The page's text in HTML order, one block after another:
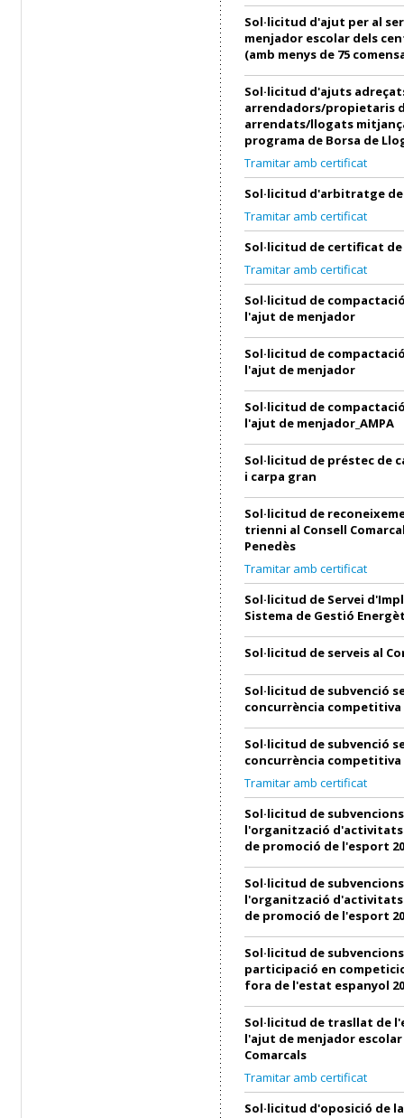
Sol·licitud d'ajut per al
menjador escolar dels
(amb menys de 75
Sol·licitud d'ajuts
arrendadors/propietaris
arrendats/llogats
programa de Borsa de
Tramitar amb certificat
Sol·licitud d'arbitratge
Tramitar amb certificat
Sol·licitud de certificat
Tramitar amb certificat
Sol·licitud de
l'ajut de menjador
Sol·licitud de
l'ajut de menjador
Sol·licitud de
l'ajut de menjador_AMPA
Sol·licitud de préstec de
i carpa gran
Sol·licitud de
trienni al Consell
Penedès
Tramitar amb certificat
Sol·licitud de Servei
Sistema de Gestió
Sol·licitud de serveis al
Sol·licitud de subvenció
concurrència competitiva
Sol·licitud de subvenció
concurrència competitiva
Tramitar amb certificat
Sol·licitud de
l'organització
de promoció de l'esport
Sol·licitud de
l'organització
de promoció de l'esport
Sol·licitud de
participació en
fora de l'estat espanyol
Sol·licitud de trasllat de
l'ajut de menjador
Comarcals
Tramitar amb certificat
Sol·licitud d'oposició de